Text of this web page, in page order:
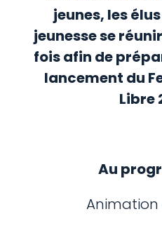
jeunes, les
jeunesse se
fois afin de
lancement du
Libre
Au